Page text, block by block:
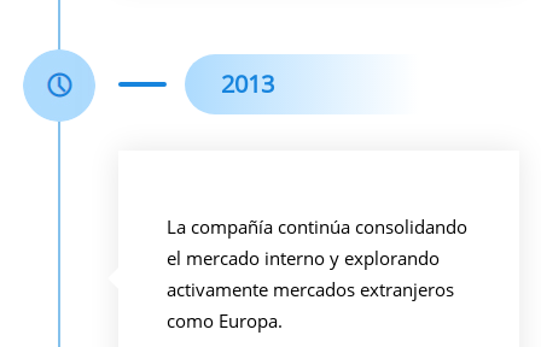
2013
La compañía continúa consolidando
el mercado interno y explorando
activamente mercados extranjeros
como Europa.